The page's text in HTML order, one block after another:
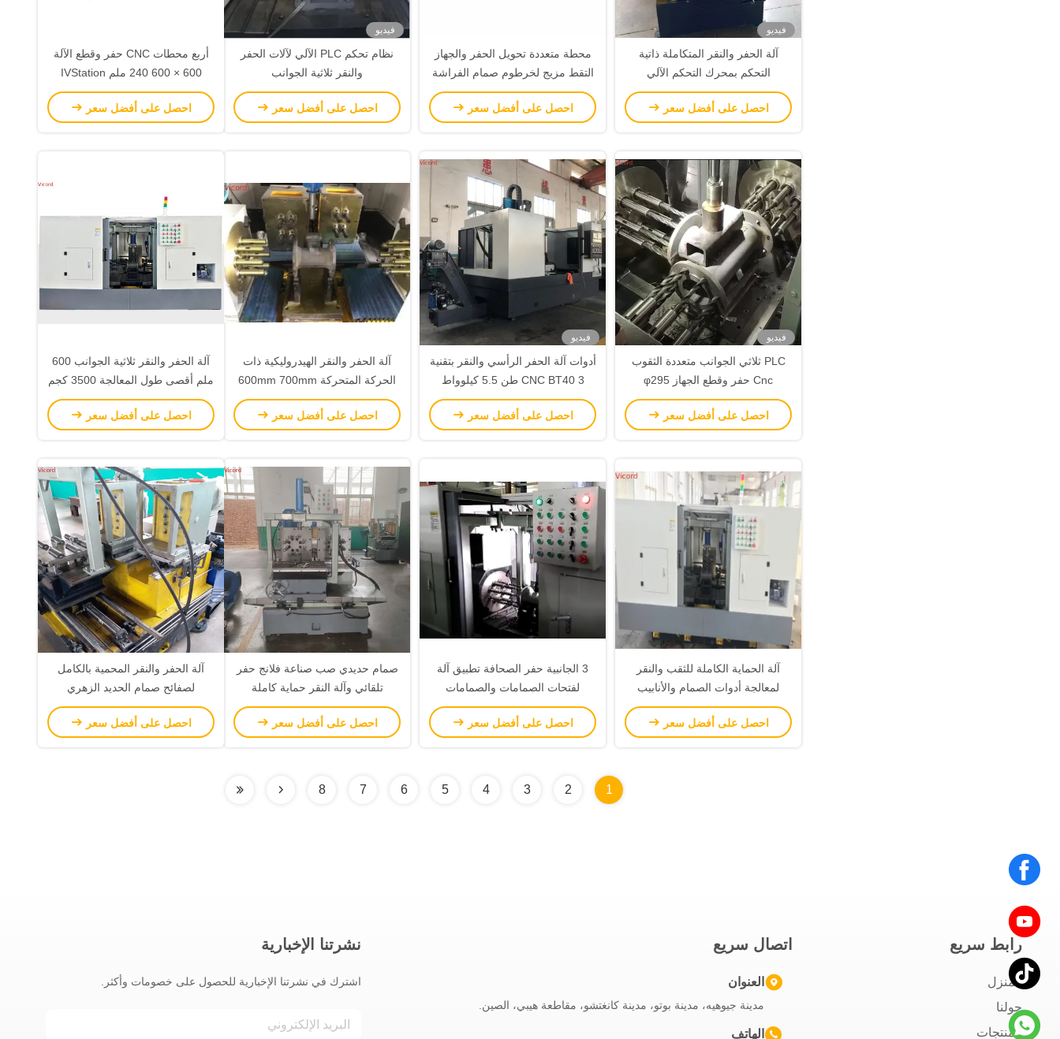
فيديو
آلة الحفر والنقر المتكاملة ذاتية
التحكم بمحرك التحكم الآلي
YCZG200/300 HT
احصل على أفضل سعر
محطة متعددة تحويل الحفر والجهاز
التقط مزيج لخرطوم صمام الفراشة
احصل على أفضل سعر
فيديو
نظام تحكم PLC الآلي لآلات الحفر
والنقر ثلاثية الجوانب
احصل على أفضل سعر
أربع محطات CNC حفر وقطع الآلة
600 × 600 240 ملم IVStation
السفر مكرر CNC مخصص
احصل على أفضل سعر
فيديو
PLC ثلاثي الجوانب متعددة الثقوب
Cnc حفر وقطع الجهاز φ295
φ525mm الحد الأقصى لمسافة
مركز الحفر
احصل على أفضل سعر
فيديو
أدوات آلة الحفر الرأسي والنقر بتقنية
CNC BT40 3 طن 5.5 كيلوواط
نموذج محرك الفولاذ الخادم
احصل على أفضل سعر
آلة الحفر والنقر الهيدروليكية ذات
الحركة المتحركة 600mm 700mm
طول المعالجة
احصل على أفضل سعر
آلة الحفر والنقر ثلاثية الجوانب 600
ملم أقصى طول المعالجة 3500 كجم
احصل على أفضل سعر
آلة الحماية الكاملة للثقب والنقر
لمعالجة أدوات الصمام والأنابيب
احصل على أفضل سعر
3 الجانبية حفر الصحافة تطبيق آلة
لفتحات الصمامات والصمامات
الهيدروليكية
احصل على أفضل سعر
صمام حديدي صب صناعة فلانج حفر
تلقائي وآلة النقر حماية كاملة
احصل على أفضل سعر
آلة الحفر والنقر المحمية بالكامل
لصفائح صمام الحديد الزهري
احصل على أفضل سعر
1
2
3
4
5
6
7
8
رابط سريع
المنزل
حولنا
المنتجات
اتصال سريع
العنوان
مدينة جيوهيه، مدينة بوتو، مدينة كانغتشو، مقاطعة هيبي، الصين.
الهاتف
نشرتنا الإخبارية
اشترك في نشرتنا الإخبارية للحصول على خصومات وأكثر.